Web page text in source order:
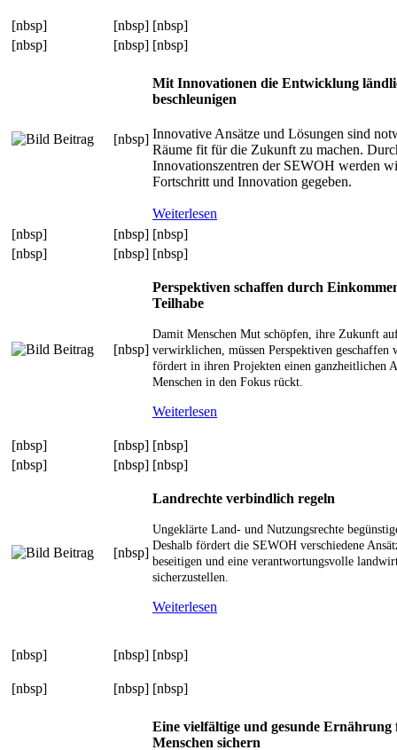
[nbsp] [nbsp] [nbsp]
[nbsp]
[nbsp] [nbsp]
[nbsp]
Mit Innovationen die Entwicklung
beschleunigen
Innovative Ansätze und Lösungen sind
Räume fit für die Zukunft zu machen.
Innovationszentren der SEWOH werden
Fortschritt und Innovation gegeben.
Weiterlesen
[nbsp]
[nbsp] [nbsp]
[nbsp]
[nbsp] [nbsp]
[nbsp]
Perspektiven schaffen durch
Teilhabe
Damit Menschen Mut schöpfen, ihre Zukunft
verwirklichen, müssen Perspektiven geschaffen
fördert in ihren Projekten einen ganzheitlichen
Menschen in den Fokus rückt.
Weiterlesen
[nbsp] [nbsp] [nbsp]
[nbsp]
[nbsp] [nbsp]
[nbsp]
Landrechte verbindlich regeln
Ungeklärte Land- und Nutzungsrechte
Deshalb fördert die SEWOH verschiedene
beseitigen und eine verantwortungsvolle
sicherzustellen.
Weiterlesen
[nbsp] [nbsp] [nbsp]
[nbsp] [nbsp] [nbsp]
Eine vielfältige und gesunde
Menschen sichern